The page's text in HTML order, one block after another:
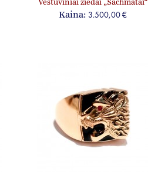
Vestuviniai žiedai „Šachmatai“
Kaina: 3.500,00 €